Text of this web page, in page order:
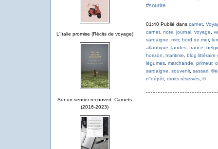
L'Italie promise (Récits de voyage)
Sur un sentier recouvert. Carnets
(2016-2023)
#sourire
01:40 Publié dans carnet,
carnet, note journal, voyage
sardaigne
mer, bord de mer,
atlantique
landes, france
horizon
maritime
blog littéraire
légumes, marchande primeur,
sardaigne
souvenir, sassari,
n°dépôt, droits réservés, ©